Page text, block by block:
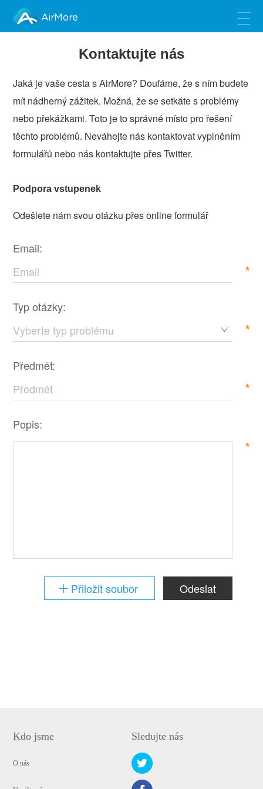
AirMore
Kontaktujte nás
Jaká je vaše cesta s AirMore? Doufáme, že s ním budete
mít nádherný zážitek. Možná, že se setkáte s problémy
nebo překážkami. Toto je to správné místo pro řešení
těchto problémů. Neváhejte nás kontaktovat vyplněním
formulářů nebo nás kontaktujte přes Twitter.
Podpora vstupenek
Odešlete nám svou otázku přes online formulář
Email:
*
Typ otázky:
*
Předmět:
*
Popis:
*
Odeslat
Přiložit soubor
Kdo jsme
O nás
Sledujte nás